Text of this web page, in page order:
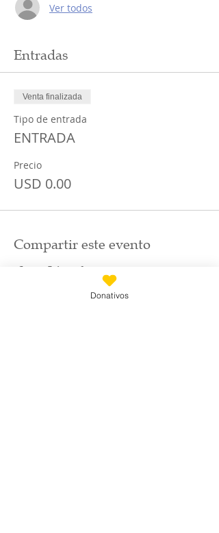
Ver todos
Entradas
Venta finalizada
Tipo de entrada
ENTRADA
Precio
USD 0.00
Compartir este evento
Donativos